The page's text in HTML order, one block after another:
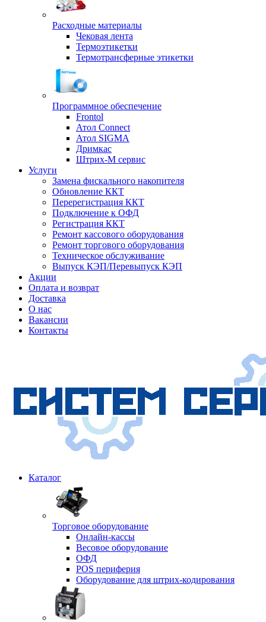
Расходные материалы
Чековая лента
Термоэтикетки
Термотрансферные этикетки
Программное обеспечение
Frontol
Атол Connect
Атол SIGMA
Дримкас
Штрих-М сервис
Услуги
Замена фискального накопителя
Обновление ККТ
Перерегистрация ККТ
Подключение к ОФД
Регистрация ККТ
Ремонт кассового оборудования
Ремонт торгового оборудования
Техническое обслуживание
Выпуск КЭП/Перевыпуск КЭП
Акции
Оплата и возврат
Доставка
О нас
Вакансии
Контакты
Каталог
Торговое оборудование
Онлайн-кассы
Весовое оборудование
ОФД
POS периферия
Оборудование для штрих-кодирования